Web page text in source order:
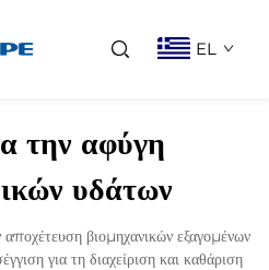
EL
την αφύγη
υδάτων
βιομηχανικών εξαγομένων
για τη διαχείριση και καθάριση